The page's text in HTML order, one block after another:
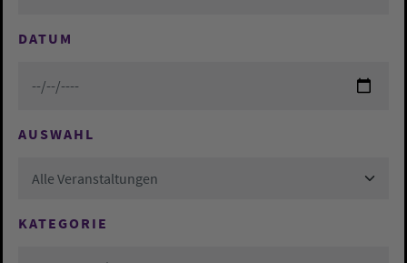
DATUM
AUSWAHL
Alle Veranstaltungen
KATEGORIE